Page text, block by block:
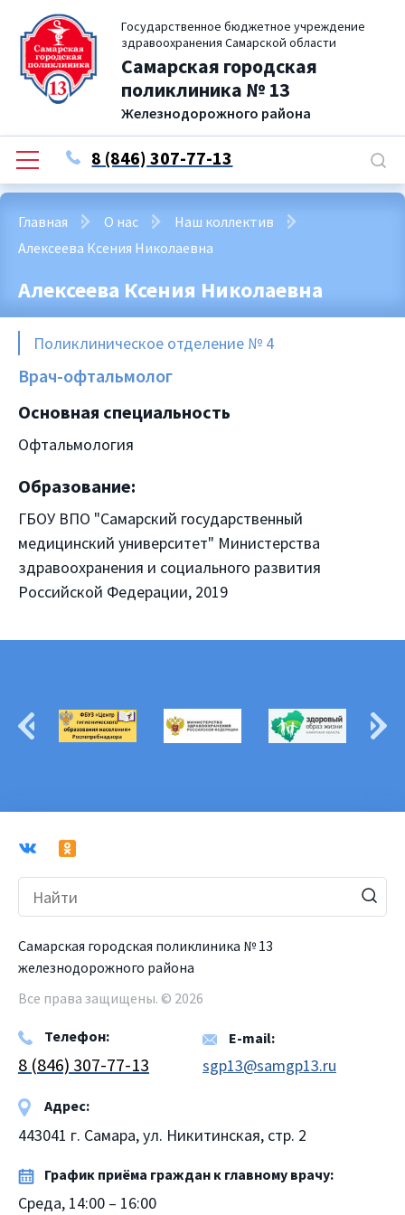
Государственное бюджетное учреждение
здравоохранения Самарской области
Самарская городская
поликлиника № 13
Железнодорожного района
8 (846) 307-77-13
Главная О нас
Наш коллектив
Алексеева Ксения Николаевна
Алексеева Ксения Николаевна
Поликлиническое отделение № 4
Врач-офтальмолог
Основная специальность
Офтальмология
Образование:
ГБОУ ВПО "Самарский государственный
медицинский университет" Министерства
здравоохранения и социального развития
Российской Федерации, 2019
Самарская городская поликлиника № 13
железнодорожного района
Все права защищены. © 2026
Телефон:
8 (846) 307-77-13
E-mail:
sgp13@samgp13.ru
Адрес:
443041 г. Самара, ул. Никитинская, стр. 2
График приёма граждан к главному врачу:
Среда, 14:00 – 16:00